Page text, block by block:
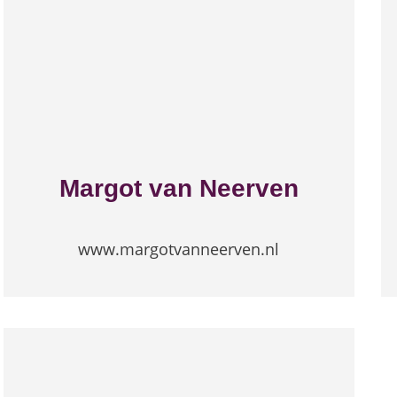
Margot van Neerven
www.margotvanneerven.nl